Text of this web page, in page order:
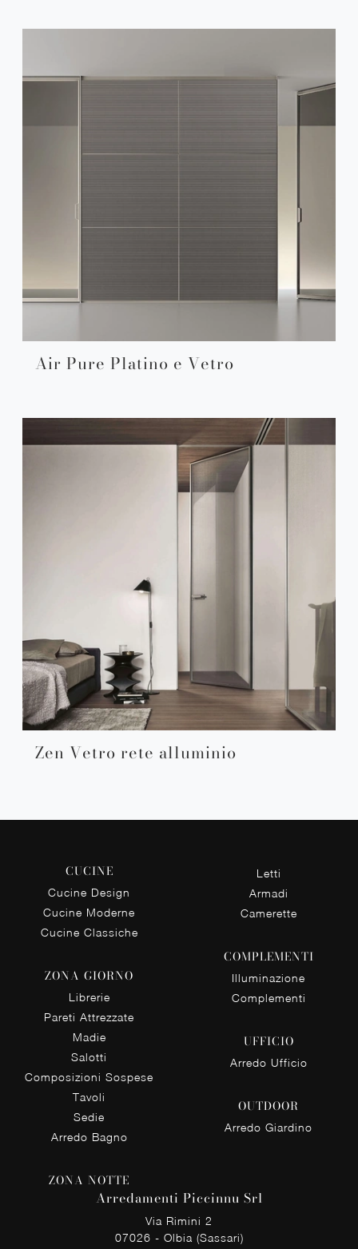
Air Pure Platino e Vetro
Zen Vetro rete alluminio
CUCINE
Cucine Design
Cucine Moderne
Cucine Classiche
ZONA GIORNO
Librerie
Pareti Attrezzate
Madie
Salotti
Composizioni Sospese
Tavoli
Sedie
Arredo Bagno
ZONA NOTTE
Letti
Armadi
Camerette
COMPLEMENTI
Illuminazione
Complementi
UFFICIO
Arredo Ufficio
OUTDOOR
Arredo Giardino
Arredamenti Piccinnu Srl
Via Rimini 2
07026 - Olbia (Sassari)